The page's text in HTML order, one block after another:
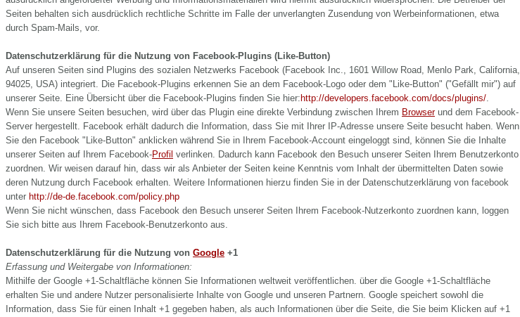
Seiten behalten sich ausdrücklich rechtliche Schritte im Falle der unverlangten Zusendung von Werbeinformationen, etwa
durch Spam-Mails, vor.
Datenschutzerklärung für die Nutzung von Facebook-Plugins (Like-Button)
Auf unseren Seiten sind Plugins des sozialen Netzwerks Facebook (Facebook Inc., 1601 Willow Road, Menlo Park, California,
94025, USA) integriert. Die Facebook-Plugins erkennen Sie an dem Facebook-Logo oder dem "Like-Button" ("Gefällt mir") auf
unserer Seite. Eine Übersicht über die Facebook-Plugins finden Sie hier: http://developers.facebook.com/docs/plugins/.
Wenn Sie unsere Seiten besuchen, wird über das Plugin eine direkte Verbindung zwischen Ihrem Browserund dem Facebook-
Server hergestellt. Facebook erhält dadurch die Information, dass Sie mit Ihrer IP-Adresse unsere Seite besucht haben. Wenn
Sie den Facebook "Like-Button" anklicken während Sie in Ihrem Facebook-Account eingeloggt sind, können Sie die Inhalte
unserer Seiten auf Ihrem Facebook-Profil verlinken. Dadurch kann Facebook den Besuch unserer Seiten Ihrem Benutzerkonto
zuordnen. Wir weisen darauf hin, dass wir als Anbieter der Seiten keine Kenntnis vom Inhalt der übermittelten Daten sowie
deren Nutzung durch Facebook erhalten. Weitere Informationen hierzu finden Sie in der Datenschutzerklärung von facebook
unter http://de-de.facebook.com/policy.php
Wenn Sie nicht wünschen, dass Facebook den Besuch unserer Seiten Ihrem Facebook-Nutzerkonto zuordnen kann, loggen
Sie sich bitte aus Ihrem Facebook-Benutzerkonto aus.
Datenschutzerklärung für die Nutzung von Google +1
Erfassung und Weitergabe von Informationen:
Mithilfe der Google +1-Schaltfläche können Sie Informationen weltweit veröffentlichen. über die Google +1-Schaltfläche
erhalten Sie und andere Nutzer personalisierte Inhalte von Google und unseren Partnern. Google speichert sowohl die
Information, dass Sie für einen Inhalt +1 gegeben haben, als auch Informationen über die Seite, die Sie beim Klicken auf +1